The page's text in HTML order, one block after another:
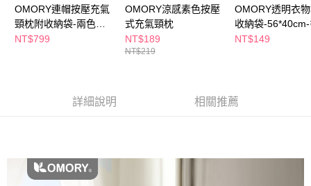
【注意事項】
１．透過由恩沛科技股份有限公司提供之「AFTEE先享後付」服務完成之交
易，需依本服務之必要範圍內提供個人資料，並將交易相關給付款項請求債
權轉讓予恩沛科技股份有限公司。
「AFTEE先享後付」，若未經同意申辦者引起之損失，本公司不負相關責
５．嚴禁一人註冊多個帳號或使用他人資訊註冊。若發現惡意使用之情形，
恩沛科技股份有限公司將有權停止該用戶之使用額度並採取法律行動。
7-11取貨付款
每筆NT$65，滿NT$490(含以上)免運費
每筆NT$80，滿NT$290(含以上)免運費
OMORY連帽按壓充氣
頸枕附收納袋-兩色任
選
NT$799
OMORY涼感素色按壓
式充氣頸枕
NT$189
NT$219
OMORY透明衣
收納袋-
任選
NT$149
詳細說明 相關推薦